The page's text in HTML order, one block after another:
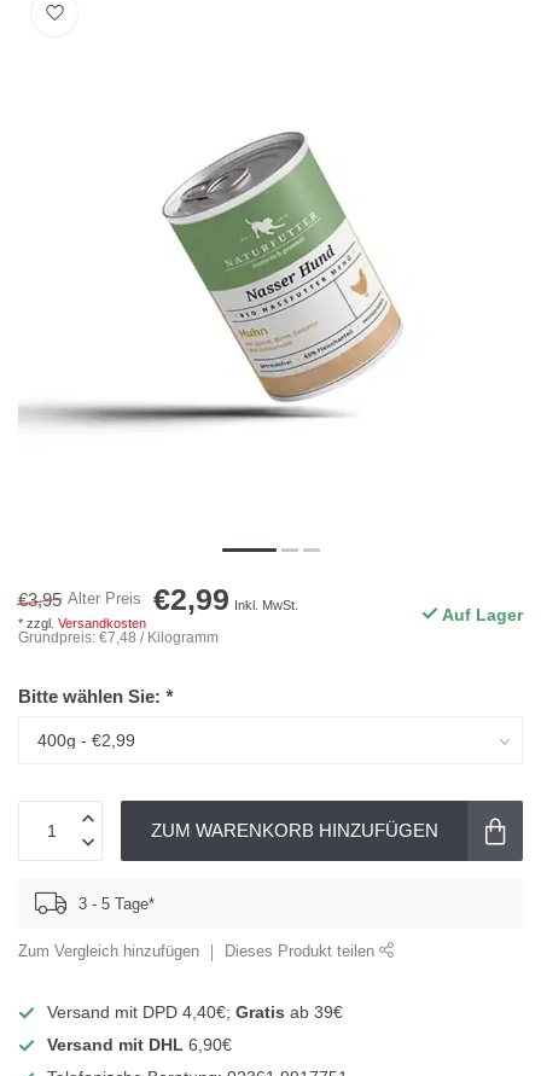
€3,95 Alter Preis €2,99
Inkl. MwSt.
* zzgl. Versandkosten
Grundpreis: €7,48 / Kilogramm
Auf Lager
Bitte wählen Sie: *
ZUM WARENKORB HINZUFÜGEN
3 - 5 Tage*
Zum Vergleich hinzufügen Dieses Produkt teilen
Versand mit DPD 4,40€; Gratis ab 39€
Versand mit DHL 6,90€